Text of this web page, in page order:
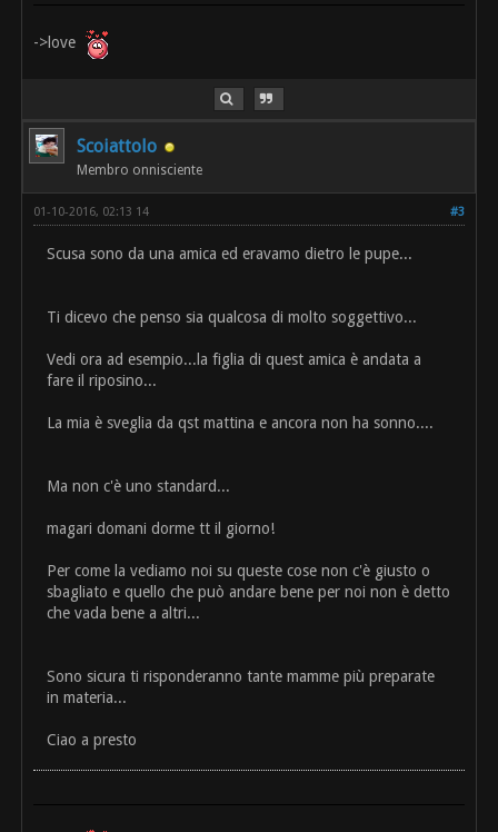
->love
Scoiattolo
Membro onnisciente
#3
01-10-2016, 02:13 14
Scusa sono da una amica ed eravamo dietro le pupe...
Ti dicevo che penso sia qualcosa di molto soggettivo...
Vedi ora ad esempio...la figlia di quest amica è andata a
fare il riposino...
La mia è sveglia da qst mattina e ancora non ha sonno....
Ma non c'è uno standard...
magari domani dorme tt il giorno!
Per come la vediamo noi su queste cose non c'è giusto o
sbagliato e quello che può andare bene per noi non è detto
che vada bene a altri...
Sono sicura ti risponderanno tante mamme più preparate
in materia...
Ciao a presto